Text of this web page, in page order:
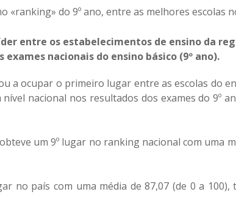
entre os estabelecimentos de ensino da
nacionais do ensino básico (9º ano).
a ocupar o primeiro lugar entre as escolas do
nacional nos resultados dos exames do 9º
um 9º lugar no ranking nacional com uma
no país com uma média de 87,07 (de 0 a 100),